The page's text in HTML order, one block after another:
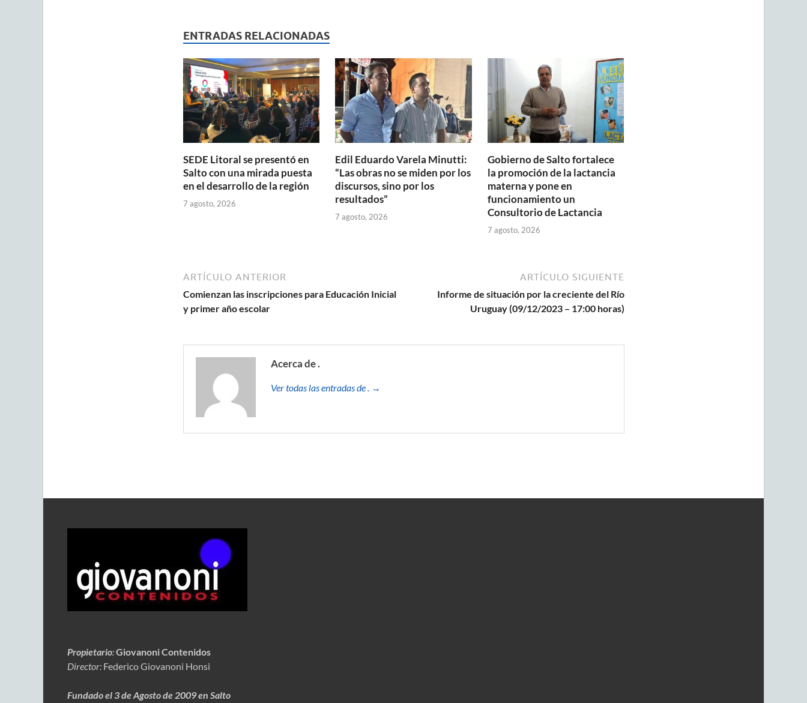
s
A
p
p
b
o
o
k
p
ar
ti
ENTRADAS RELACIONADAS
SEDE Litoral se presentó en
Salto con una mirada puesta
en el desarrollo de la región
7 agosto, 2026
Edil Eduardo Varela Minutti:
“Las obras no se miden por los
discursos, sino por los
resultados”
7 agosto, 2026
Gobierno de Salto fortalece
la promoción de la lactancia
materna y pone en
funcionamiento un
Consultorio de Lactancia
7 agosto, 2026
ARTÍCULO ANTERIOR
Comienzan las inscripciones para Educación Inicial
y primer año escolar
ARTÍCULO SIGUIENTE
Informe de situación por la creciente del Río
Uruguay (09/12/2023 – 17:00 horas)
Acerca de .
Ver todas las entradas de . →
Propietario:Giovanoni Contenidos
Director: Federico Giovanoni Honsi
Fundado el 3 de Agosto de 2009 en Salto